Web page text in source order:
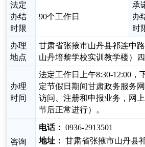
法定
办结
时限
90个工作日
承
办
时
办理
地点
甘肃省张掖市山丹县祁连中
山丹培黎学校实训教学楼）
办理
时间
法定工作日上午8:30-12:00，
定节假日期间甘肃政务服务
访问、注册和申报业务，网
节后正常进行）。
咨询
电话： 0936-2913501
地址： 甘肃省张掖市山丹县